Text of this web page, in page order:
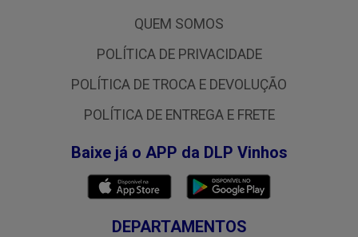
QUEM SOMOS
POLÍTICA DE PRIVACIDADE
POLÍTICA DE TROCA E DEVOLUÇÃO
POLÍTICA DE ENTREGA E FRETE
Baixe já o APP da DLP Vinhos
DEPARTAMENTOS